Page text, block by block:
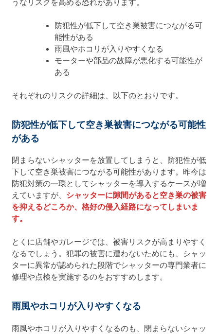
防犯性が低下して空き巣被害につながる可
能性がある
雨風やホコリが入りやすくなる
モーターや部品の故障が悪化する可能性が
ある
それぞれのリスクの詳細は、以下のとおりです。
防犯性が低下して空き巣被害につながる可能性
がある
閉まらないシャッターを放置してしまうと、防犯性が低
下して空き巣被害につながる可能性があります。昨今は
防犯対策の一環としてシャッターを導入するケースが増
えていますが、 シャッターに隙間があると空き巣の被害
を抑えるどころか、格好の侵入経路になってしまいま
す。
とくに店舗やガレージでは、被害リスクが高まりやすく
なるでしょう。犯罪の被害に遭わないためにも、シャッ
ターに異常が認められた段階でシャッターの専門業者に
修理や点検を実施するのをおすすめします。
雨風やホコリが入りやすくなる
雨風やホコリが入りやすくなるのも、閉まらないシャッ